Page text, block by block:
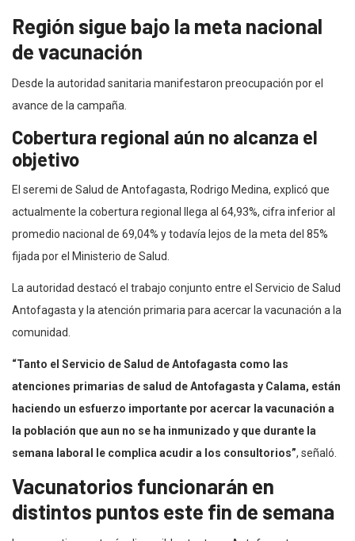
Región sigue bajo la meta nacional
de vacunación
Desde la autoridad sanitaria manifestaron preocupación por el
avance de la campaña.
Cobertura regional aún no alcanza el
objetivo
El seremi de Salud de Antofagasta, Rodrigo Medina, explicó que
actualmente la cobertura regional llega al 64,93%, cifra inferior al
promedio nacional de 69,04% y todavía lejos de la meta del 85%
fijada por el Ministerio de Salud.
La autoridad destacó el trabajo conjunto entre el Servicio de Salud
Antofagasta y la atención primaria para acercar la vacunación a la
comunidad.
“Tanto el Servicio de Salud de Antofagasta como las
atenciones primarias de salud de Antofagasta y Calama, están
haciendo un esfuerzo importante por acercar la vacunación a
la población que aun no se ha inmunizado y que durante la
semana laboral le complica acudir a los consultorios”, señaló.
Vacunatorios funcionarán en
distintos puntos este fin de semana